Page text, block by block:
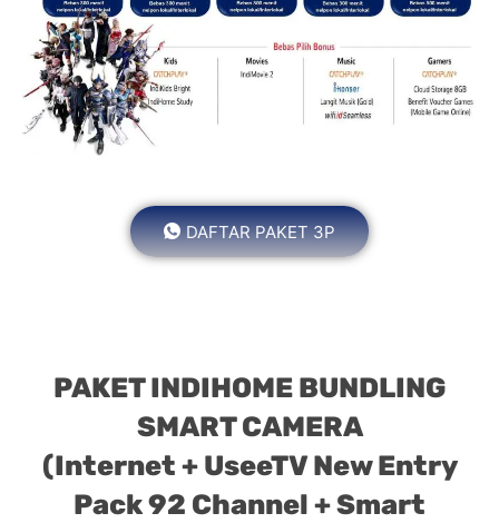
DAFTAR PAKET 3P
PAKET INDIHOME BUNDLING
SMART CAMERA
(Internet + UseeTV New Entry
Pack 92 Channel + Smart